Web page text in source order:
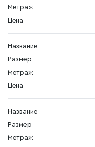
Метраж
Цена
Название
Размер
Метраж
Цена
Название
Размер
Метраж